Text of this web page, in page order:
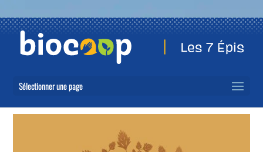
Sélectionner une page